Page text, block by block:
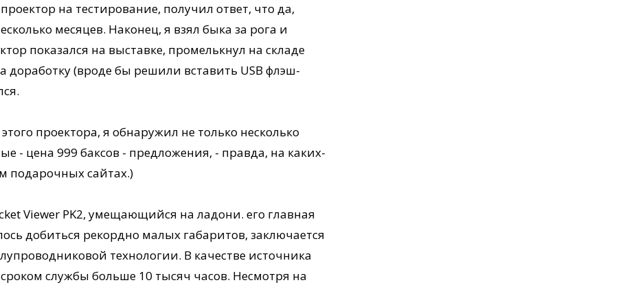
на тестирование, получил ответ, что да,
месяцев. Наконец, я взял быка за рога и
показался на выставке, промелькнул на складе
(вроде бы решили вставить USB флэш-
проектора, я обнаружил не только несколько
- цена 999 баксов - предложения, - правда, на каких-
подарочных сайтах.)
Viewer PK2, умещающийся на ладони. его главная
добиться рекордно малых габаритов, заключается
технологии. В качестве источника
службы больше 10 тысяч часов. Несмотря на